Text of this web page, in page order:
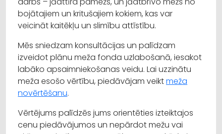
bojātajiem un kritušajiem kokiem, kas var
veicināt kaitēkļu un slimību attīstību.
Mēs sniedzam konsultācijas un palīdzam
izveidot plānu meža fonda uzlabošanā, iesakot
labāko apsaimniekošanas veidu. Lai uzzinātu
meža esošo vērtību, piedāvājam veiktmeža
novērtēšanu.
Vērtējums palīdzēs jums orientēties izteiktajos
cenu piedāvājumos un nepārdot mežu vai